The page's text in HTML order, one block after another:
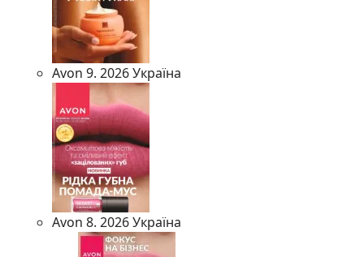
Avon 9. 2026 Україна
Avon 8. 2026 Україна